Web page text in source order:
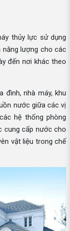
thủy lực sử dụng
năng lượng cho các
đến nơi khác theo
đình, nhà máy, khu
nước giữa các vị
hệ thống phòng
cung cấp nước cho
vật liệu trong chế